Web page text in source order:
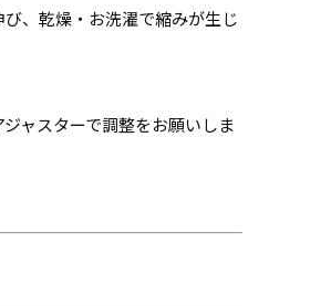
、乾燥・お洗濯で縮みが生じ
ャスターで調整をお願いしま